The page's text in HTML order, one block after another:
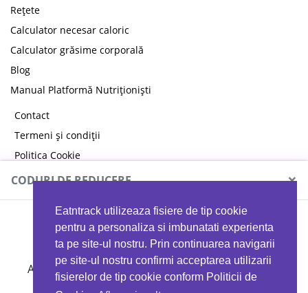
Eatntrack utilizeaza fisiere de tip cookie
pentru a personaliza si imbunatati experienta
ta pe site-ul nostru. Prin continuarea navigarii
pe site-ul nostru confirmi acceptarea utilizarii
fisierelor de tip cookie conform Politicii de
Rețete
Calculator necesar caloric
Calculator grăsime corporală
Blog
Manual Platformă Nutriționiști
Contact
Termeni și condiții
Politica Cookie
Politica de confidențialitate
CODURI DE REDUCERE ×
MYPROTEIN
Ai 40%reducere la orice comandă folosind codul
EATTRACK